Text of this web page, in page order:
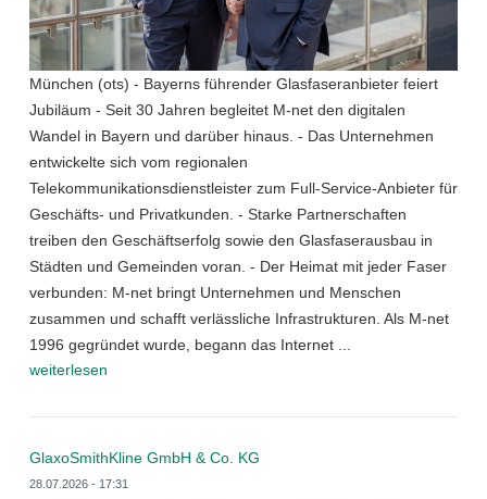
München (ots) - Bayerns führender Glasfaseranbieter feiert
Jubiläum - Seit 30 Jahren begleitet M-net den digitalen
Wandel in Bayern und darüber hinaus. - Das Unternehmen
entwickelte sich vom regionalen
Telekommunikationsdienstleister zum Full-Service-Anbieter für
Geschäfts- und Privatkunden. - Starke Partnerschaften
treiben den Geschäftserfolg sowie den Glasfaserausbau in
Städten und Gemeinden voran. - Der Heimat mit jeder Faser
verbunden: M-net bringt Unternehmen und Menschen
zusammen und schafft verlässliche Infrastrukturen. Als M-net
1996 gegründet wurde, begann das Internet ...
weiterlesen
GlaxoSmithKline GmbH & Co. KG
28.07.2026 - 17:31